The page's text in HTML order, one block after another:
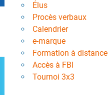
Élus
Procès verbaux
Calendrier
e-marque
Formation à distance
Accès à FBI
Tournoi 3x3